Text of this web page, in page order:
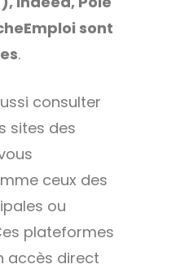
sont
.
consulter
sites des
ceux des
ou
plateformes
accès direct